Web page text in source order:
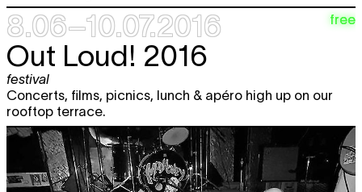
8.06–10.07.2016 free
Out Loud! 2016
festival
Concerts, films, picnics, lunch & apéro high up on our
rooftop terrace.